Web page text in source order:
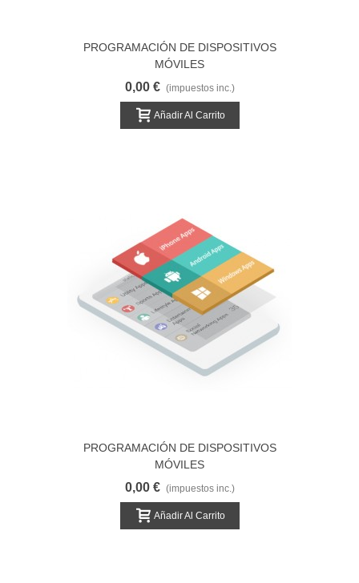
PROGRAMACIÓN DE DISPOSITIVOS
MÓVILES
0,00 € (impuestos inc.)
Añadir Al Carrito
PROGRAMACIÓN DE DISPOSITIVOS
MÓVILES
0,00 € (impuestos inc.)
Añadir Al Carrito